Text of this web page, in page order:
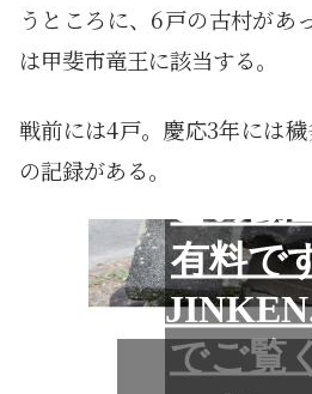
うところに、6戸の古村があ
は甲斐市竜王に該当する。
戦前には4戸。慶応3年には
の記録がある。